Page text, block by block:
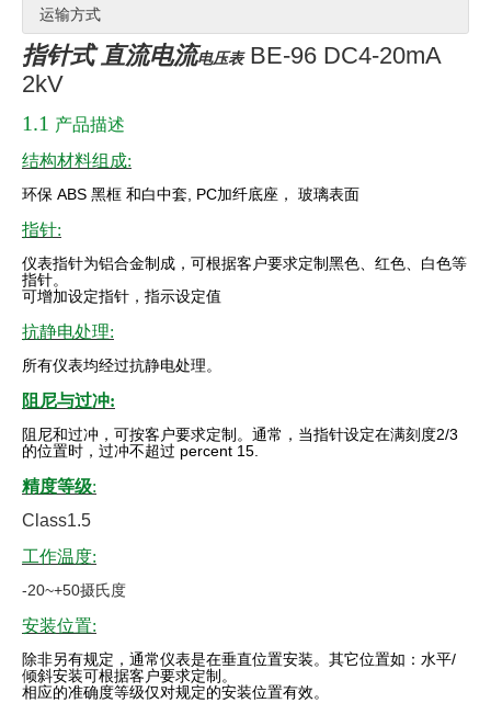
运输方式
指针式 直流电流电压表BE-96 DC4-20mA
2kV
1.1 产品描述
结构材料组成:
环保 ABS 黑框 和白中套 , PC加纤底座， 玻璃表面
指针:
仪表指针为铝合金制成，可根据客户要求定制黑色、红色、白色等
指针。
可增加设定指针，指示设定值
抗静电处理:
所有仪表均经过抗静电处理。
阻尼与过冲:
阻尼和过冲，可按客户要求定制。通常，当指针设定在满刻度2/3
的位置时，过冲不超过 percent 15.
精度等级:
Class1.5
工作温度:
-20~+50摄氏度
安装位置:
除非另有规定，通常仪表是在垂直位置安装。其它位置如：水平/
倾斜安装可根据客户要求定制。
相应的准确度等级仅对规定的安装位置有效。